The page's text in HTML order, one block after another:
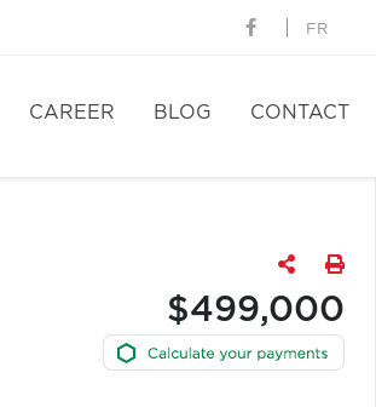
FR
CAREER BLOG CONTACT
$499,000